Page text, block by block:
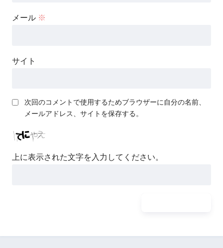
メール ※
サイト
次回のコメントで使用するためブラウザーに自分の名前、
メールアドレス、サイトを保存する。
上に表示された文字を入力してください。